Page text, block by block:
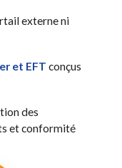
externe ni
et EFT conçus
des
et conformité